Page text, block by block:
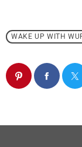
WAKE UP WITH